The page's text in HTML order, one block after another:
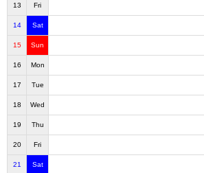
13 Fri
14 Sat
15 Sun
16 Mon
17 Tue
18 Wed
19 Thu
20 Fri
21 Sat